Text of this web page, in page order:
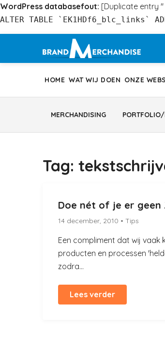
WordPress databasefout: [Duplicate entry
ALTER TABLE `EK1HDf6_blc_links`
inhoud
HOME WAT WIJ DOEN ONZE
MERCHANDISING
Tag:
Doe nét of je er geen
14 december, 2010 • Tips
Een compliment dat wij vaak
producten en processen
zodra...
Lees verder